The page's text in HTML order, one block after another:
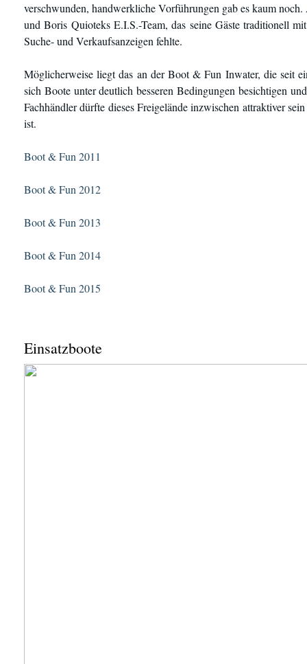
verschwunden, handwerkliche Vorführungen gab es kaum
und Boris Quioteks E.I.S.-Team, das seine Gäste traditionell
Suche- und Verkaufsanzeigen fehlte.
Möglicherweise liegt das an der Boot & Fun Inwater, die seit
sich Boote unter deutlich besseren Bedingungen besichtigen
Fachhändler dürfte dieses Freigelände inzwischen attraktiver
ist.
Boot & Fun 2011
Boot & Fun 2012
Boot & Fun 2013
Boot & Fun 2014
Boot & Fun 2015
Einsatzboote